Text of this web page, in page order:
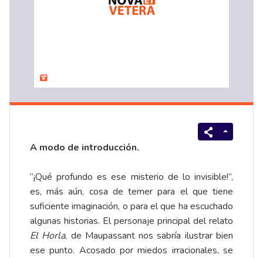
A modo de introducción.
“¡Qué profundo es ese misterio de lo invisible!”,
es, más aún, cosa de temer para el que tiene
suficiente imaginación, o para el que ha escuchado
algunas historias. El personaje principal del relato
El Horla, de Maupassant nos sabría ilustrar bien
ese punto. Acosado por miedos irracionales, se